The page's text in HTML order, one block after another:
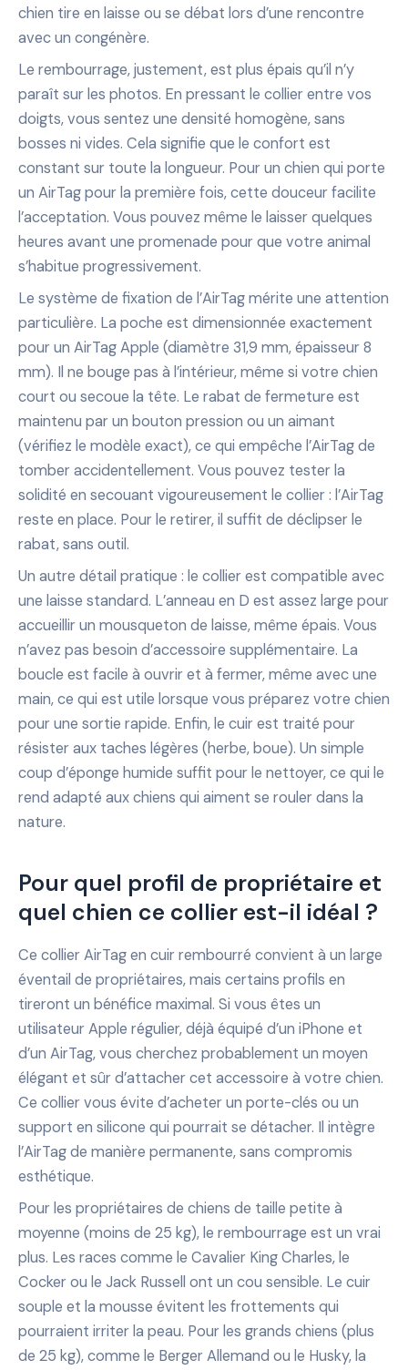
chien tire en laisse ou se débat lors d’une rencontre
avec un congénère.
Le rembourrage, justement, est plus épais qu’il n’y
paraît sur les photos. En pressant le collier entre vos
doigts, vous sentez une densité homogène, sans
bosses ni vides. Cela signifie que le confort est
constant sur toute la longueur. Pour un chien qui porte
un AirTag pour la première fois, cette douceur facilite
l’acceptation. Vous pouvez même le laisser quelques
heures avant une promenade pour que votre animal
s’habitue progressivement.
Le système de fixation de l’AirTag mérite une attention
particulière. La poche est dimensionnée exactement
pour un AirTag Apple (diamètre 31,9 mm, épaisseur 8
mm). Il ne bouge pas à l’intérieur, même si votre chien
court ou secoue la tête. Le rabat de fermeture est
maintenu par un bouton pression ou un aimant
(vérifiez le modèle exact), ce qui empêche l’AirTag de
tomber accidentellement. Vous pouvez tester la
solidité en secouant vigoureusement le collier : l’AirTag
reste en place. Pour le retirer, il suffit de déclipser le
rabat, sans outil.
Un autre détail pratique : le collier est compatible avec
une laisse standard. L’anneau en D est assez large pour
accueillir un mousqueton de laisse, même épais. Vous
n’avez pas besoin d’accessoire supplémentaire. La
boucle est facile à ouvrir et à fermer, même avec une
main, ce qui est utile lorsque vous préparez votre chien
pour une sortie rapide. Enfin, le cuir est traité pour
résister aux taches légères (herbe, boue). Un simple
coup d’éponge humide suffit pour le nettoyer, ce qui le
rend adapté aux chiens qui aiment se rouler dans la
nature.
Pour quel profil de propriétaire et
quel chien ce collier est-il idéal ?
Ce collier AirTag en cuir rembourré convient à un large
éventail de propriétaires, mais certains profils en
tireront un bénéfice maximal. Si vous êtes un
utilisateur Apple régulier, déjà équipé d’un iPhone et
d’un AirTag, vous cherchez probablement un moyen
élégant et sûr d’attacher cet accessoire à votre chien.
Ce collier vous évite d’acheter un porte-clés ou un
support en silicone qui pourrait se détacher. Il intègre
l’AirTag de manière permanente, sans compromis
esthétique.
Pour les propriétaires de chiens de taille petite à
moyenne (moins de 25 kg), le rembourrage est un vrai
plus. Les races comme le Cavalier King Charles, le
Cocker ou le Jack Russell ont un cou sensible. Le cuir
souple et la mousse évitent les frottements qui
pourraient irriter la peau. Pour les grands chiens (plus
de 25 kg), comme le Berger Allemand ou le Husky, la